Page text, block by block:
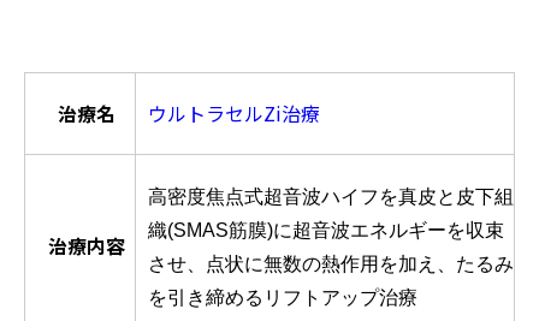
治療名 ウルトラセルZi治療
治療内容
高密度焦点式超音波ハイフを真皮と皮下組
織(SMAS筋膜)に超音波エネルギーを収束
させ、点状に無数の熱作用を加え、たるみ
を引き締めるリフトアップ治療